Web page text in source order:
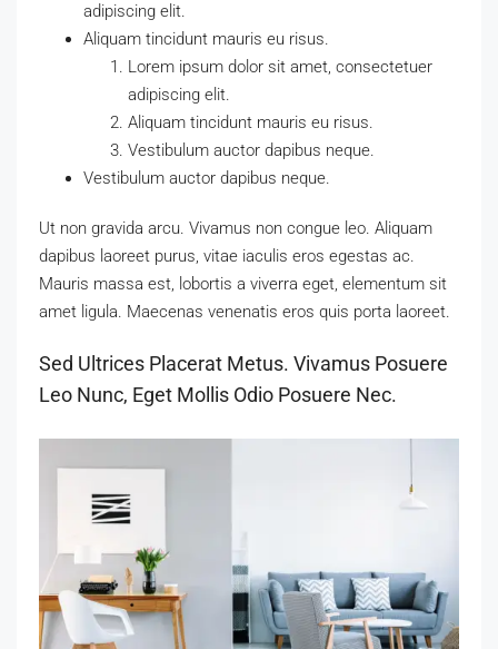
adipiscing elit.
Aliquam tincidunt mauris eu risus.
Lorem ipsum dolor sit amet, consectetuer
adipiscing elit.
Aliquam tincidunt mauris eu risus.
Vestibulum auctor dapibus neque.
Vestibulum auctor dapibus neque.
Ut non gravida arcu. Vivamus non congue leo. Aliquam
dapibus laoreet purus, vitae iaculis eros egestas ac.
Mauris massa est, lobortis a viverra eget, elementum sit
amet ligula. Maecenas venenatis eros quis porta laoreet.
Sed Ultrices Placerat Metus. Vivamus Posuere
Leo Nunc, Eget Mollis Odio Posuere Nec.